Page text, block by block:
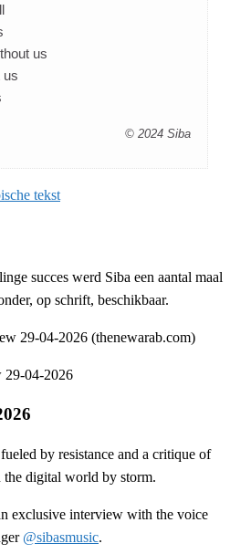
us
us
© 2024 Siba
tekst
succes werd Siba een aantal maal
op schrift, beschikbaar.
29-04-2026
by resistance and a critique of
the digital world by storm.
exclusive interview with the voice
@sibasmusic.